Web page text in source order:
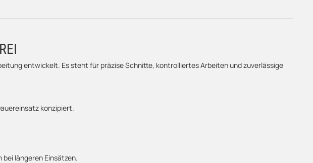
entwickelt. Es steht für präzise Schnitte, kontrolliertes Arbeiten und zuverlässige
konzipiert.
längeren Einsätzen.